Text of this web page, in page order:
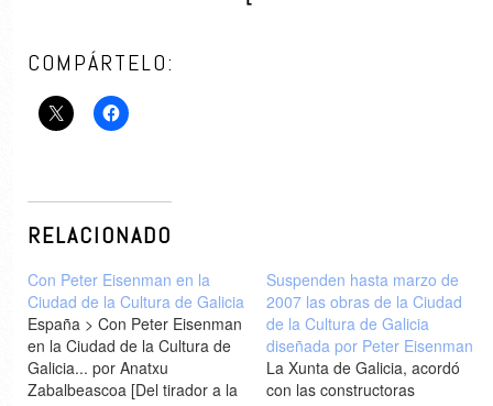
COMPÁRTELO:
RELACIONADO
Con Peter Eisenman en la
Ciudad de la Cultura de Galicia
España > Con Peter Eisenman
en la Ciudad de la Cultura de
Galicia... por Anatxu
Zabalbeascoa [Del tirador a la
Suspenden hasta marzo de
2007 las obras de la Ciudad
de la Cultura de Galicia
diseñada por Peter Eisenman
La Xunta de Galicia, acordó
con las constructoras